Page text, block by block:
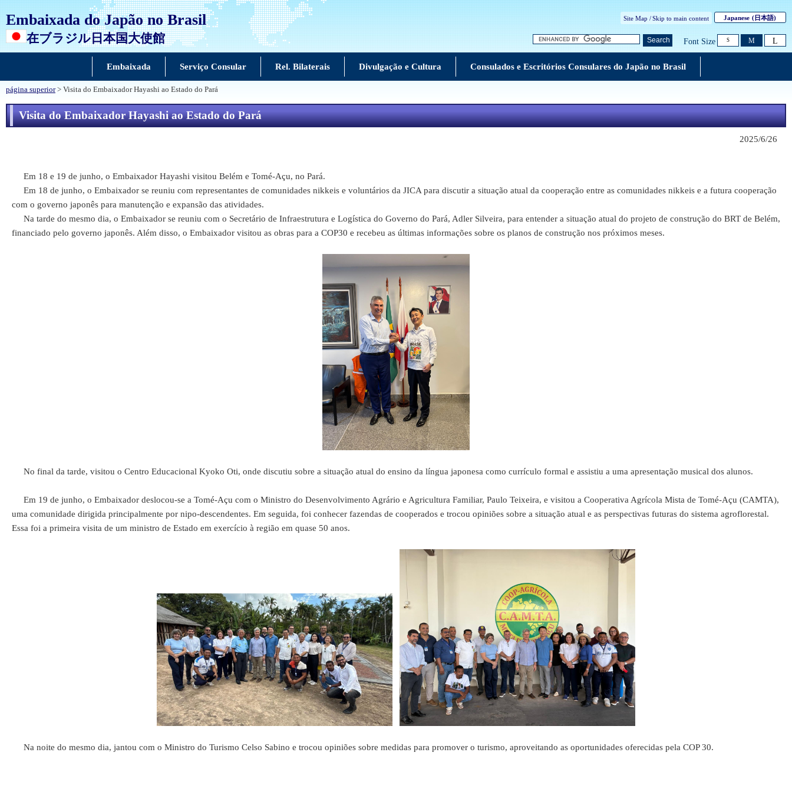
Embaixada do Japão no Brasil
在ブラジル日本国大使館
Site Map /Skip to main content Japanese (日本語)
Search Font Size S M L
Embaixada Serviço Consular Rel. Bilaterais Divulgação e Cultura Consulados e Escritórios Consulares do Japão no Brasil
página superior> Visita do Embaixador Hayashi ao Estado do Pará
Visita do Embaixador Hayashi ao Estado do Pará
2025/6/26
Em 18 e 19 de junho, o Embaixador Hayashi visitou Belém e Tomé-Açu, no Pará.
Em 18 de junho, o Embaixador se reuniu com representantes de comunidades nikkeis e voluntários da JICA para discutir a situação atual da cooperação entre as comunidades nikkeis e a futura cooperação
com o governo japonês para manutenção e expansão das atividades.
Na tarde do mesmo dia, o Embaixador se reuniu com o Secretário de Infraestrutura e Logística do Governo do Pará, Adler Silveira, para entender a situação atual do projeto de construção do BRT de Belém,
financiado pelo governo japonês. Além disso, o Embaixador visitou as obras para a COP30 e recebeu as últimas informações sobre os planos de construção nos próximos meses.
No final da tarde, visitou o Centro Educacional Kyoko Oti, onde discutiu sobre a situação atual do ensino da língua japonesa como currículo formal e assistiu a uma apresentação musical dos alunos.
Em 19 de junho, o Embaixador deslocou-se a Tomé-Açu com o Ministro do Desenvolvimento Agrário e Agricultura Familiar, Paulo Teixeira, e visitou a Cooperativa Agrícola Mista de Tomé-Açu (CAMTA),
uma comunidade dirigida principalmente por nipo-descendentes. Em seguida, foi conhecer fazendas de cooperados e trocou opiniões sobre a situação atual e as perspectivas futuras do sistema agroflorestal.
Essa foi a primeira visita de um ministro de Estado em exercício à região em quase 50 anos.
Na noite do mesmo dia, jantou com o Ministro do Turismo Celso Sabino e trocou opiniões sobre medidas para promover o turismo, aproveitando as oportunidades oferecidas pela COP 30.